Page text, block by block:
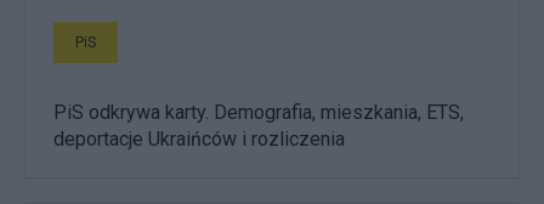
PiS
PiS odkrywa karty. Demografia, mieszkania, ETS,
deportacje Ukraińców i rozliczenia